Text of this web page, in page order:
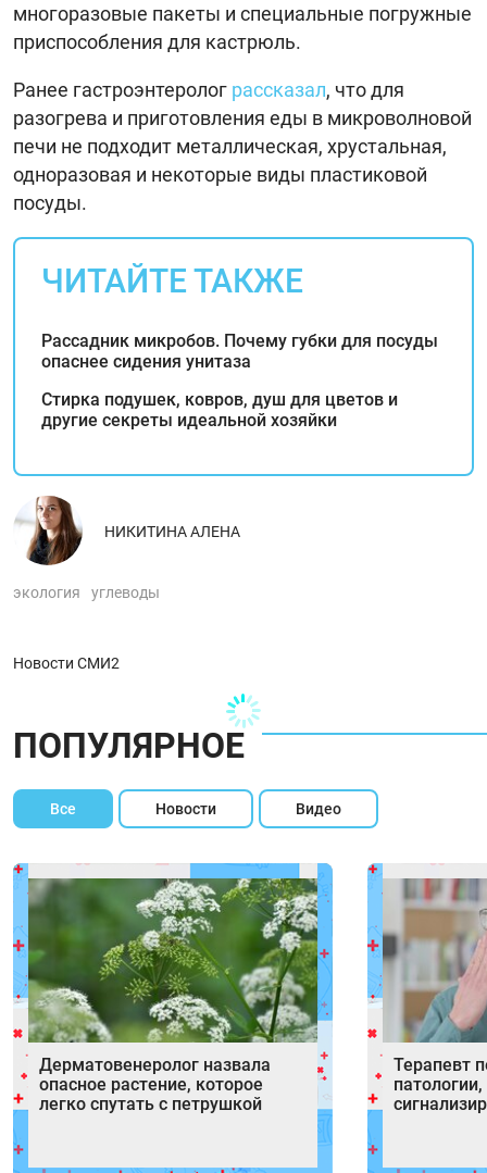
многоразовые пакеты и специальные погружные
приспособления для кастрюль.
Ранее гастроэнтеролог рассказал, что для
разогрева и приготовления еды в микроволновой
печи не подходит металлическая, хрустальная,
одноразовая и некоторые виды пластиковой
посуды.
ЧИТАЙТЕ ТАКЖЕ
Рассадник микробов. Почему губки для посуды
опаснее сидения унитаза
Стирка подушек, ковров, душ для цветов и
другие секреты идеальной хозяйки
НИКИТИНА АЛЕНА
экология углеводы
Новости СМИ2
ПОПУЛЯРНОЕ
Все Новости Видео
Дерматовенеролог назвала
опасное растение, которое
легко спутать с петрушкой
Терапевт